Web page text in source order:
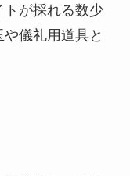
が採れる数少
儀礼用道具と